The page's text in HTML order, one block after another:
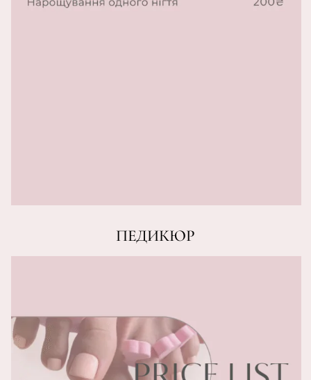
ПЕДИКЮР